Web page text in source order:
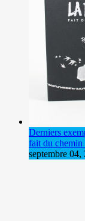
Derniers
fait du chemin
septembre 04,